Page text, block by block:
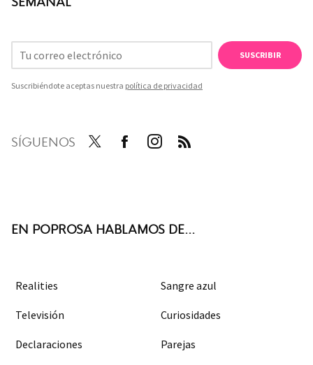
SUSCRIBIR
Suscribiéndote aceptas nuestra política de privacidad
SÍGUENOS
EN POPROSA HABLAMOS DE...
Realities Sangre azul
Televisión Curiosidades
Declaraciones Parejas